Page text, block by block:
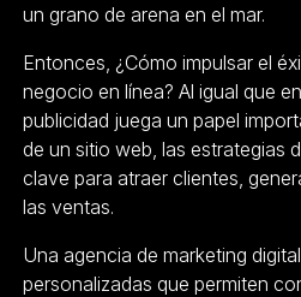
un grano de arena en el mar.
Entonces, ¿Cómo impulsar el
negocio en línea? Al igual que
publicidad juega un papel
de un sitio web, las estrategias
clave para atraer clientes,
las ventas.
Una agencia de marketing
personalizadas que permiten